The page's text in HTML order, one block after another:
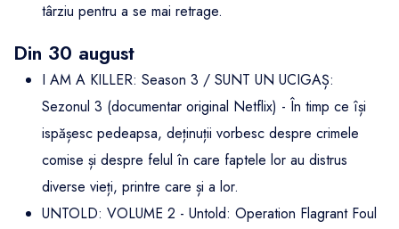
târziu pentru a se mai retrage.
Din 30 august
I AM A KILLER: Season 3 / SUNT UN UCIGAȘ:
Sezonul 3 (documentar original Netflix) - În timp ce își
ispășesc pedeapsa, deținuții vorbesc despre crimele
comise și despre felul în care faptele lor au distrus
diverse vieți, printre care și a lor.
UNTOLD: VOLUME 2 - Untold: Operation Flagrant Foul